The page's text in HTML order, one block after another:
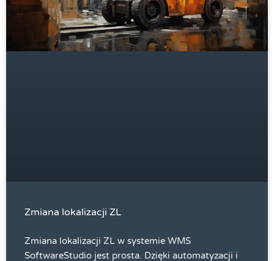
Zmiana lokalizacji ZL
Zmiana lokalizacji ZL w systemie WMS
SoftwareStudio jest prosta. Dzięki automatyzacji i